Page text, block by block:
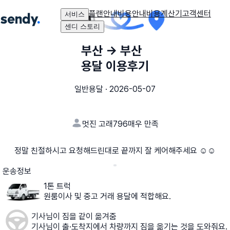
서비스 플랜안내비용안내비용계산기고객센터
센디 스토리
부산 → 부산
용달 이용후기
일반용달 · 2026-05-07
멋진 고래796매우 만족
정말 친절하시고 요청해드린대로 끝까지 잘 케어해주세요 ☺️☺️
운송정보
1톤 트럭
원룸이사 및 중고 거래 용달에 적합해요.
기사님이 짐을 같이 옮겨줌
기사님이 출·도착지에서 차량까지 짐을 옮기는 것을 도와줘요.